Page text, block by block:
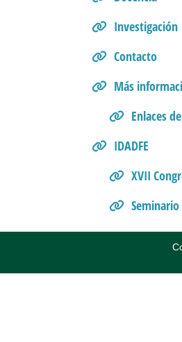
Investigación
Contacto
Más
Enlaces
IDADFE
XVII